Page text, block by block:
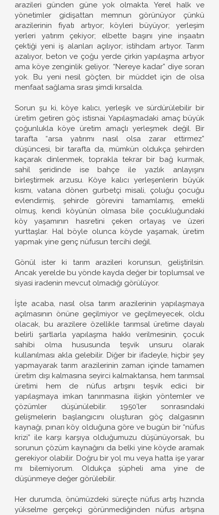
arazileri günden güne yok olmakta. Yerel halk ve
yönetimler gidişattan memnun görünüyor çünkü
arazilerinin fiyatı artıyor; köyleri büyüyor; yerleşim
yerleri yatırım çekiyor; elbette başını yine inşaatın
çektiği yeni iş alanları açılıyor; istihdam artıyor. Tarım
azalıyor, beton ve çoğu yerde çirkin yapılaşma artıyor
ama köye zenginlik geliyor. “Nereye kadar” diye soran
yok. Bu yeni nesil göçten, bir müddet için de olsa
menfaat sağlama sırası şimdi kırsalda.
Sorun şu ki, köye kalıcı, yerleşik ve sürdürülebilir bir
üretim getiren göç istisnai. Yapılaşmadaki amaç büyük
çoğunlukla köye üretim amaçlı yerleşmek değil. Bir
tarafta “arsa yatırımı nasıl olsa zarar ettirmez”
düşüncesi, bir tarafta da, mümkün oldukça şehirden
kaçarak dinlenmek, toprakla tekrar bir bağ kurmak,
sahil şeridinde ise bahçe ile yazlık anlayışını
birleştirmek arzusu. Köye kalıcı yerleşenlerin büyük
kısmı, vatana dönen gurbetçi misali, çoluğu çocuğu
evlendirmiş, şehirde görevini tamamlamış, emekli
olmuş, kendi köyünün olmasa bile çocukluğundaki
köy yaşamının hasretini çeken ortayaş ve üzeri
yurttaşlar. Hal böyle olunca köyde yaşamak, üretim
yapmak yine genç nüfusun tercihi değil.
Gönül ister ki tarım arazileri korunsun, geliştirilsin.
Ancak yerelde bu yönde kayda değer bir toplumsal ve
siyasi iradenin mevcut olmadığı görülüyor.
İşte acaba, nasıl olsa tarım arazilerinin yapılaşmaya
açılmasının önüne geçilmiyor ve geçilmeyecek, oldu
olacak, bu arazilere özellikle tarımsal üretime dayalı
belirli şartlarla yapılaşma hakkı verilmesinin, çocuk
sahibi olma hususunda teşvik unsuru olarak
kullanılması akla gelebilir. Diğer bir ifadeyle, hiçbir şey
yapmayarak tarım arazilerinin zaman içinde tamamen
üretim dışı kalmasına seyirci kalmaktansa, hem tarımsal
üretimi hem de nüfus artışını teşvik edici bir
yapılaşmaya imkan tanınmasına ilişkin yöntemler ve
çözümler düşünülebilir. 1950’ler sonrasındaki
gelişmelerin başlangıcını oluşturan göç dalgasının
kaynağı, pınarı köy olduğuna göre ve bugün bir “nüfus
krizi” ile karşı karşıya olduğumuzu düşünüyorsak, bu
sorunun çözüm kaynağını da belki yine köyde aramak
gerekiyor olabilir. Doğru bir yol mu veya hatta işe yarar
mı bilemiyorum. Oldukça şüpheli ama yine de
düşünmeye değer görülebilir.
Her durumda, önümüzdeki süreçte nüfus artış hızında
yükselme gerçekçi görünmediğinden nüfus artışına